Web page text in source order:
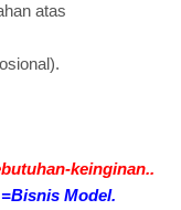
atas
keinginan..
Model.